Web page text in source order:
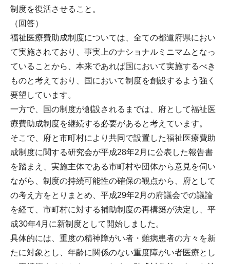
制度を復活させること。
（回答）
福祉医療費助成制度については、全ての都道府県におい
て実施されており、事実上のナショナルミニマムとなっ
ていることから、本来であれば国において実施するべき
ものと考えており、国において制度を創設するよう強く
要望しています。
一方で、国の制度が創設されるまでは、府として福祉医
療費助成制度を継続する必要があると考えています。
そこで、府と市町村により共同で設置した福祉医療費助
成制度に関する研究会が平成28年2月に公表した報告書
を踏まえ、実施主体である市町村や団体から意見を伺い
ながら、制度の持続可能性の確保の観点から、府として
の考え方をとりまとめ、平成29年2月の府議会での議論
を経て、市町村に対する補助制度の再構築が決定し、平
成30年4月に新制度として開始しました。
具体的には、重度の精神障がい者・難病患者の方々を新
たに対象とし、年齢に関係のない重度障がい者医療とし